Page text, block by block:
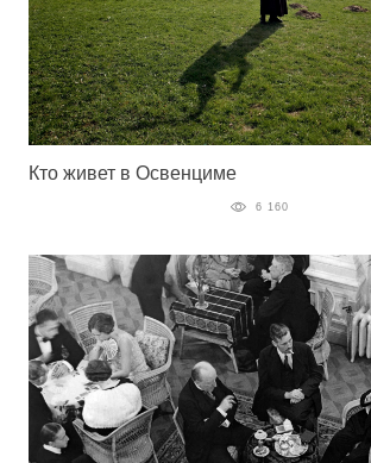
Кто живет в Освенциме
6 160